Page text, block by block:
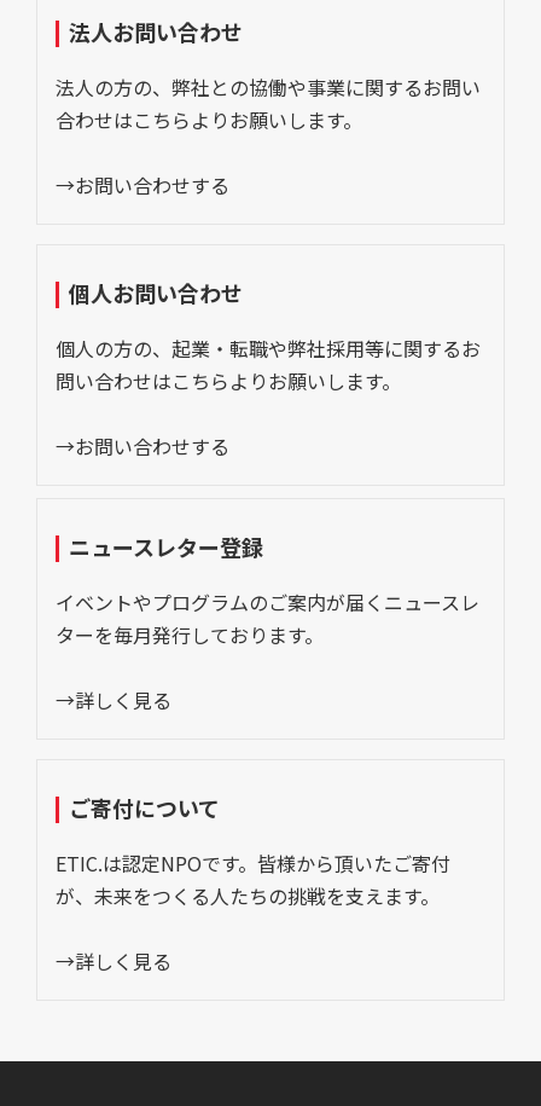
法人お問い合わせ
法人の方の、弊社との協働や事業に関するお問い
合わせはこちらよりお願いします。
→お問い合わせする
個人お問い合わせ
個人の方の、起業・転職や弊社採用等に関するお
問い合わせはこちらよりお願いします。
→お問い合わせする
ニュースレター登録
イベントやプログラムのご案内が届くニュースレ
ターを毎月発行しております。
→詳しく見る
ご寄付について
ETIC.は認定NPOです。皆様から頂いたご寄付
が、未来をつくる人たちの挑戦を支えます。
→詳しく見る